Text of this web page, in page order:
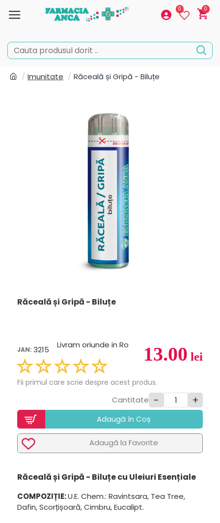
0 0
Imunitate Răceală și Gripă - Biluțe
Răceală și Gripă - Biluțe
13.00 lei
JAN: 3215 Livram oriunde in Ro
Fii primul care scrie despre acest produs.
Cantitate - +
Adaugã în Coș
Adaugã la Favorite
Răceală și Gripă - Biluțe cu Uleiuri Esențiale
COMPOZIȚIE:U.E. Chem.: Ravintsara, Tea Tree,
Dafin, Scorțișoară, Cimbru, Eucalipt.